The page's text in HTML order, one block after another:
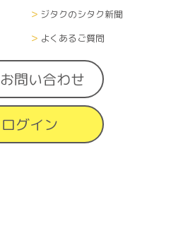
ジタクのシタク新聞
よくあるご質問
お問い合わせ
ログイン